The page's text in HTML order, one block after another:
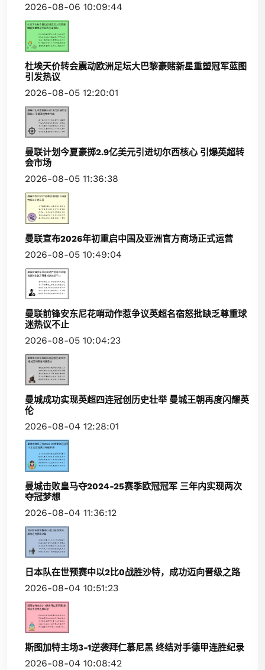
2026-08-06 10:09:44
杜埃天价转会震动欧洲足坛大巴黎豪赌新星重塑冠军蓝图
引发热议
2026-08-05 12:20:01
曼联计划今夏豪掷2.9亿美元引进切尔西核心 引爆英超转
会市场
2026-08-05 11:36:38
曼联宣布2026年初重启中国及亚洲官方商场正式运营
2026-08-05 10:49:04
曼联前锋安东尼花哨动作惹争议英超名宿怒批缺乏尊重球
迷热议不止
2026-08-05 10:04:23
曼城成功实现英超四连冠创历史壮举 曼城王朝再度闪耀英
伦
2026-08-04 12:28:01
曼城击败皇马夺2024-25赛季欧冠冠军 三年内实现两次
夺冠梦想
2026-08-04 11:36:12
日本队在世预赛中以2比0战胜沙特，成功迈向晋级之路
2026-08-04 10:51:23
斯图加特主场3-1逆袭拜仁慕尼黑 终结对手德甲连胜纪录
2026-08-04 10:08:42